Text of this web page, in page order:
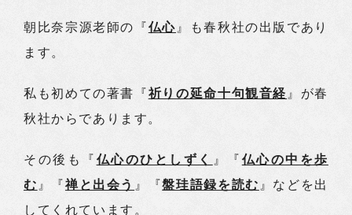
朝比奈宗源老師の『仏心 』も春秋社の出版であり
ます。
私も初めての著書『祈りの延命十句観音経 』が春
秋社からであります。
その後も『仏心のひとしずく 』『仏心の中を歩
む 』『禅と出会う 』『盤珪語録を読む 』などを出
してくれています。